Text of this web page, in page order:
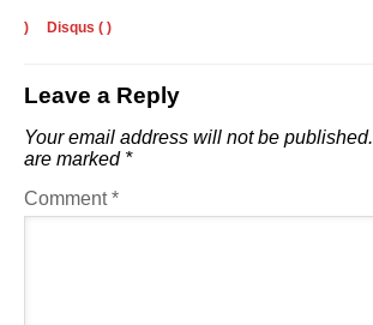
) Disqus ( )
Leave a Reply
Your email address will not be published.
are marked *
Comment*